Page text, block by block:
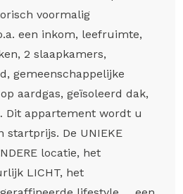
voormalig
een inkom, leefruimte,
2 slaapkamers,
gemeenschappelijke
aardgas, geïsoleerd dak,
Dit appartement wordt u
startprijs. De UNIEKE
locatie, het
LICHT, het